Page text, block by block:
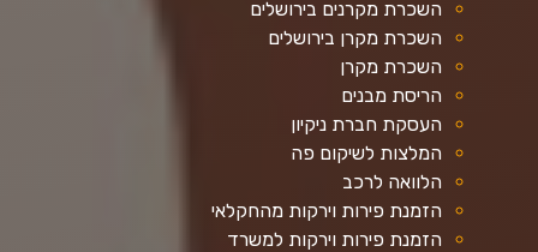
השכרת מקרנים בירושלים
השכרת מקרן בירושלים
השכרת מקרן
הריסת מבנים
העסקת חברת ניקיון
המלצות לשיקום פה
הלוואה לרכב
הזמנת פירות וירקות מהחקלאי
הזמנת פירות וירקות למשרד